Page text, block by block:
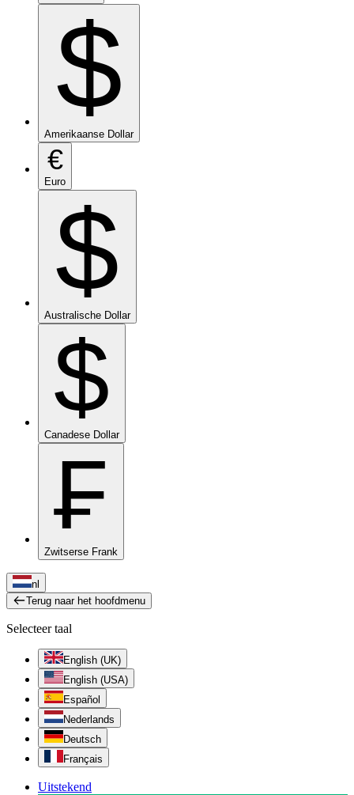
$
Amerikaanse Dollar
€
Euro
$
Australische Dollar
$
Canadese Dollar
₣
Zwitserse Frank
nl
Terug naar het hoofdmenu
Selecteer taal
English (UK)
English (USA)
Español
Nederlands
Deutsch
Français
Uitstekend